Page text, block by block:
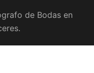
de Bodas en